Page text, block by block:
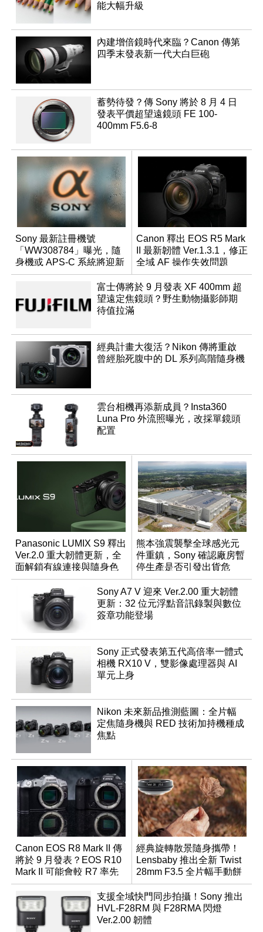
能大幅升級
內建增倍鏡時代來臨？Canon 傳第
四季末發表新一代大白巨砲
蓄勢待發？傳 Sony 將於 8 月 4 日
發表平價超望遠鏡頭 FE 100-
400mm F5.6-8
Sony 最新註冊機號
「WW308784」曝光，隨
身機或 APS-C 系統將迎新
成員？
Canon 釋出 EOS R5 Mark
II 最新韌體 Ver.1.3.1，修正
全域 AF 操作失效問題
富士傳將於 9 月發表 XF 400mm 超
望遠定焦鏡頭？野生動物攝影師期
待值拉滿
經典計畫大復活？Nikon 傳將重啟
曾經胎死腹中的 DL 系列高階隨身機
雲台相機再添新成員？Insta360
Luna Pro 外流照曝光，改採單鏡頭
配置
Panasonic LUMIX S9 釋出
Ver.2.0 重大韌體更新，全
面解鎖有線連接與隨身色
調編輯
熊本強震襲擊全球感光元
件重鎮，Sony 確認廠房暫
停生產是否引發出貨危
機？
Sony A7 V 迎來 Ver.2.00 重大韌體
更新：32 位元浮點音訊錄製與數位
簽章功能登場
Sony 正式發表第五代高倍率一體式
相機 RX10 V，雙影像處理器與 AI
單元上身
Nikon 未來新品推測藍圖：全片幅
定焦隨身機與 RED 技術加持機種成
焦點
Canon EOS R8 Mark II 傳
將於 9 月發表？EOS R10
Mark II 可能會較 R7 率先
推出
經典旋轉散景隨身攜帶！
Lensbaby 推出全新 Twist
28mm F3.5 全片幅手動餅
乾鏡
支援全域快門同步拍攝！Sony 推出
HVL-F28RM 與 F28RMA 閃燈
Ver.2.00 韌體